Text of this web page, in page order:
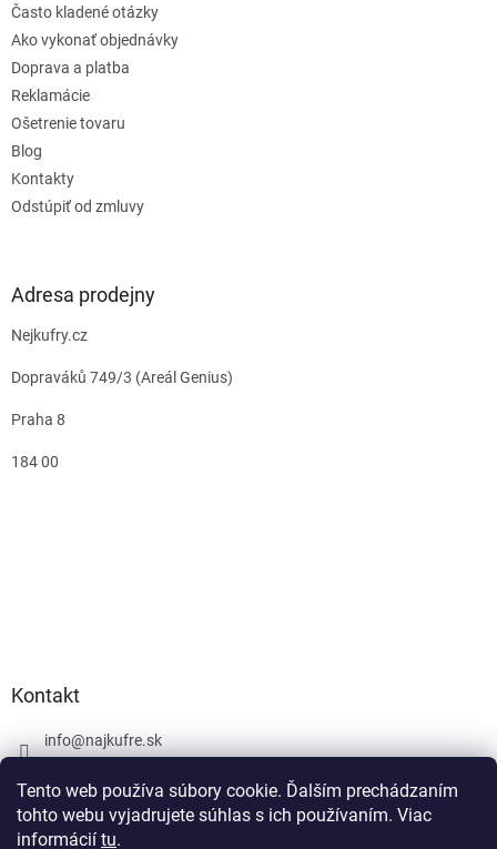
Tento web používa súbory cookie. Ďalším prechádzaním
tohto webu vyjadrujete súhlas s ich používaním. Viac
informácií tu.
Často kladené otázky
Ako vykonať objednávky
Doprava a platba
Reklamácie
Ošetrenie tovaru
Blog
Kontakty
Odstúpiť od zmluvy
Adresa prodejny
Nejkufry.cz
Dopraváků 749/3 (Areál Genius)
Praha 8
184 00
Kontakt
info@najkufre.sk
Facebook